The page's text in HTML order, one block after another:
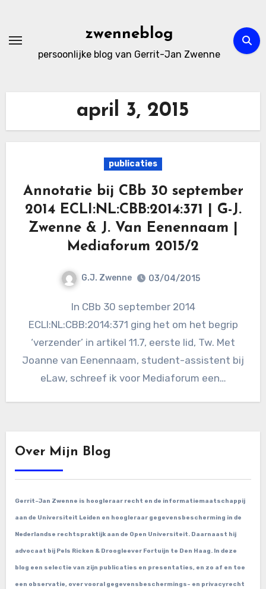
de
zwenneblog
persoonlijke blog van Gerrit-Jan Zwenne
april 3, 2015
publicaties
Annotatie bij CBb 30 september
2014 ECLI:NL:CBB:2014:371 | G-J.
Zwenne & J. Van Eenennaam |
Mediaforum 2015/2
G.J. Zwenne 03/04/2015
In CBb 30 september 2014
ECLI:NL:CBB:2014:371 ging het om het begrip
‘verzender’ in artikel 11.7, eerste lid, Tw. Met
Joanne van Eenennaam, student-assistent bij
eLaw, schreef ik voor Mediaforum een…
Over Mijn Blog
Gerrit-Jan Zwenne is hoogleraar recht en de informatiemaatschappij
aan de Universiteit Leiden en hoogleraar gegevensbescherming in de
Nederlandse rechtspraktijk aan de Open Universiteit. Daarnaast hij
advocaat bij Pels Ricken & Droogleever Fortuijn te Den Haag. In deze
blog een selectie van zijn publicaties en presentaties, en zo af en toe
een observatie, over vooral gegevensbeschermings- en privacyrecht